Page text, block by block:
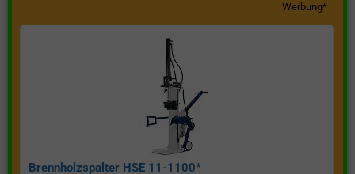
Werbung*
Brennholzspalter HSE 11-1100*